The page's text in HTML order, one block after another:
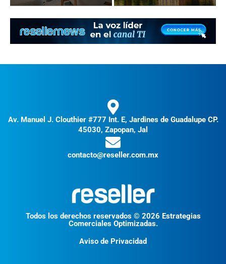
Av. Manuel J. Clouthier #777 Int. E, Jardines de Guadalupe CP.
45030, Zapopan, Jal
contacto@reseller.com.mx
Todos los derechos reservados © 2026 Estrategias
Comerciales Optimizadas.
Aviso de Privacidad